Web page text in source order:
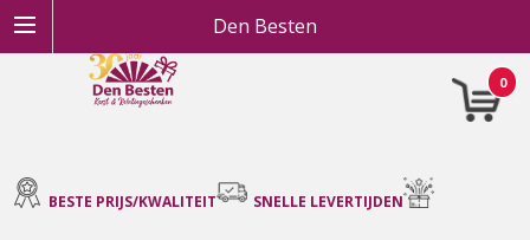
Den Besten
0
BESTE PRIJS/KWALITEIT SNELLE LEVERTIJDEN